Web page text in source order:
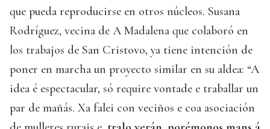
que pueda reproducirse en otros núcleos. Susana
Rodríguez, vecina de A Madalena que colaboró en
los trabajos de San Cristovo, ya tiene intención de
poner en marcha un proyecto similar en su aldea: “A
idea é espectacular, só require vontade e traballar un
par de mañás. Xa falei con veciños e coa asociación